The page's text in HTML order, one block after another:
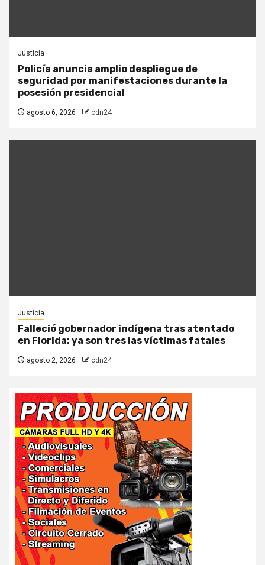
Justicia
Policía anuncia amplio despliegue de
seguridad por manifestaciones durante la
posesión presidencial
agosto 6, 2026 cdn24
Justicia
Falleció gobernador indígena tras atentado
en Florida: ya son tres las víctimas fatales
agosto 2, 2026 cdn24